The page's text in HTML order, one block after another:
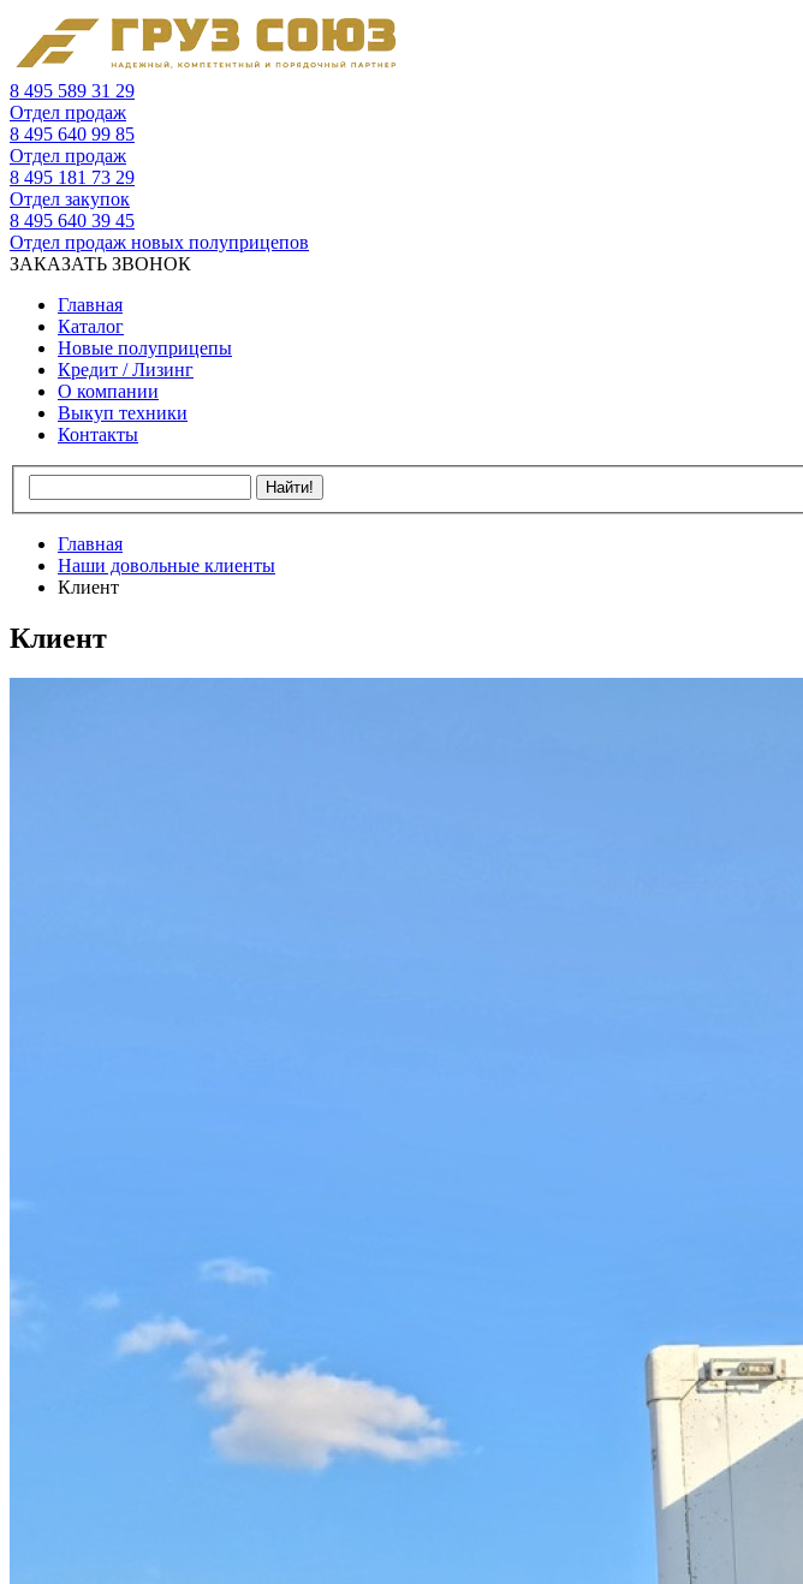
8 495 589 31 29
Отдел продаж
8 495 640 99 85
Отдел продаж
8 495 181 73 29
Отдел закупок
8 495 640 39 45
Отдел продаж новых полуприцепов
ЗАКАЗАТЬ ЗВОНОК
Главная
Каталог
Новые полуприцепы
Кредит / Лизинг
О компании
Выкуп техники
Контакты
Главная
Наши довольные клиенты
Клиент
Клиент